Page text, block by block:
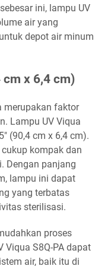
ini, lampu UV
air yang
depot air minum
cm x 6,4 cm)
merupakan faktor
Lampu UV Viqua
(90,4 cm x 6,4 cm).
kompak dan
Dengan panjang
lampu ini dapat
yang terbatas
sterilisasi.
proses
Viqua S8Q-PA dapat
air, baik itu di